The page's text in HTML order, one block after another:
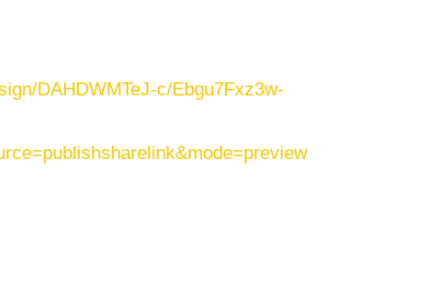
DAHDWMTeJ-c/Ebgu7Fxz3w-